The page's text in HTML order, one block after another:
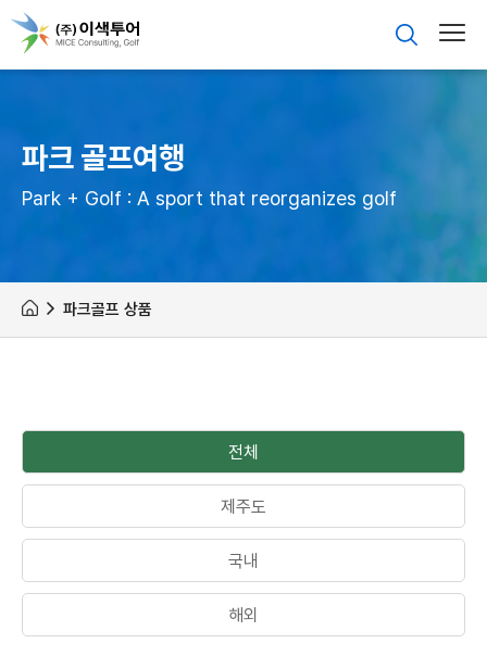
파크 골프여행
Park + Golf : A sport that reorganizes golf
파크골프 상품
전체
제주도
국내
해외